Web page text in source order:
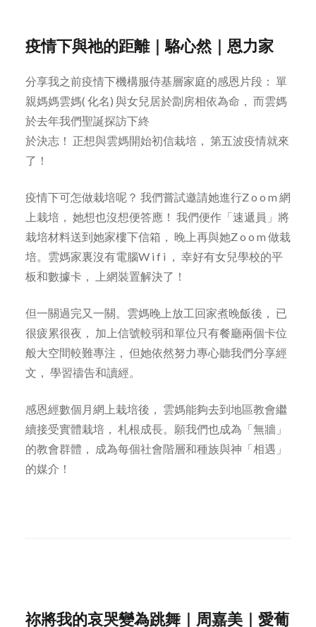
疫情下與祂的距離｜駱心然｜恩力家
分享我之前疫情下機構服侍基層家庭的感恩片段： 單
親媽媽雲媽( 化名) 與女兒居於劏房相依為命， 而雲媽
於去年我們聖誕探訪下終
於決志！ 正想與雲媽開始初信栽培， 第五波疫情就來
了！
疫情下可怎做栽培呢？ 我們嘗試邀請她進行Z o o m 網
上栽培， 她想也沒想便答應！ 我們便作「速遞員」將
栽培材料送到她家樓下信箱， 晚上再與她Z o o m 做栽
培。雲媽家裏沒有電腦W i f i ， 幸好有女兒學校的平
板和數據卡， 上網裝置解決了！
但一關過完又一關。雲媽晚上放工回家煮晚飯後， 已
很疲累很夜， 加上信號較弱和單位只有餐廳兩個卡位
般大空間較難專注， 但她依然努力專心聽我們分享經
文， 學習禱告和讀經。
感恩經數個月網上栽培後， 雲媽能夠去到地區教會繼
續接受實體栽培， 札根成長。願我們也成為「無牆」
的教會群體， 成為每個社會階層和種族與神「相遇」
的媒介！
祢將我的哀哭變為跳舞｜周嘉美｜愛葡